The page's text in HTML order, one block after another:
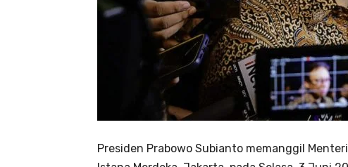
Presiden Prabowo Subianto memanggil